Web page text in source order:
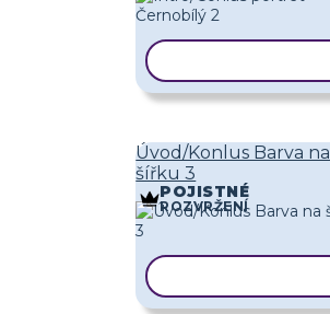
Úvod/Konlus Barva na
šířku 3
POJISTNÉ
ROZVRŽENÍ